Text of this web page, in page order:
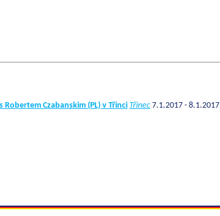
Czabanskim (PL) v TřinciTřinec 7.1.2017 - 8.1.2017